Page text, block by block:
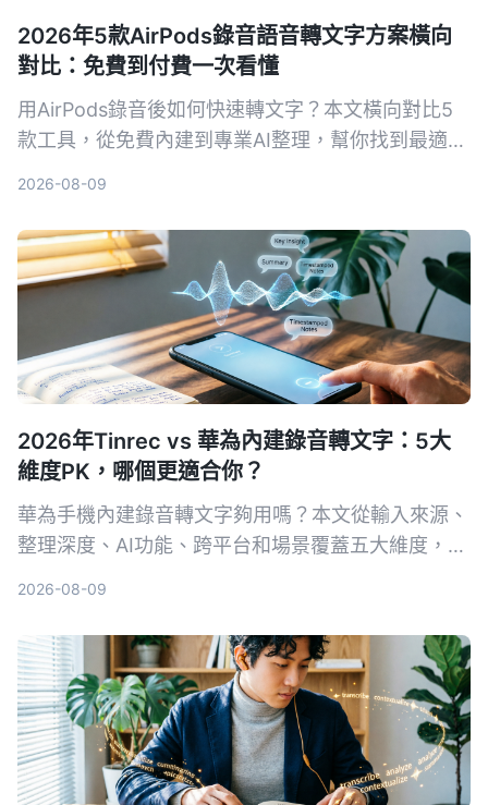
2026年5款AirPods錄音語音轉文字方案橫向
對比：免費到付費一次看懂
用AirPods錄音後如何快速轉文字？本文橫向對比5
款工具，從免費內建到專業AI整理，幫你找到最適合
2026-08-09
2026年Tinrec vs 華為內建錄音轉文字：5大
維度PK，哪個更適合你？
華為手機內建錄音轉文字夠用嗎？本文從輸入來源、
整理深度、AI功能、跨平台和場景覆蓋五大維度，比
2026-08-09